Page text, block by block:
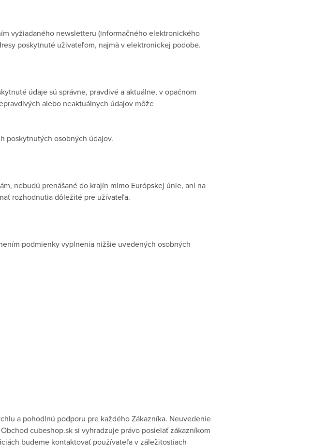
vyžiadaného newsletteru (informačného elektronického
poskytnuté užívateľom, najmä v elektronickej podobe.
údaje sú správne, pravdivé a aktuálne, v opačnom
alebo neaktuálnych údajov môže
poskytnutých osobných údajov.
nebudú prenášané do krajín mimo Európskej únie, ani na
rozhodnutia dôležité pre užívateľa.
podmienky vyplnenia nižšie uvedených osobných
a pohodlnú podporu pre každého Zákazníka. Neuvedenie
cubeshop.sk si vyhradzuje právo posielať zákazníkom
budeme kontaktovať používateľa v záležitostiach